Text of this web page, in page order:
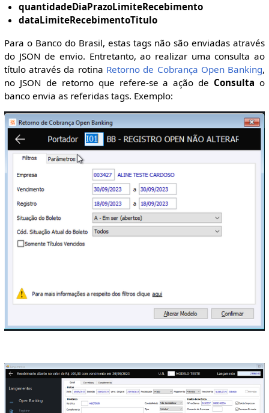
quantidadeDiaPrazoLimiteRecebimento
dataLimiteRecebimentoTitulo
Para o Banco do Brasil, estas tags não são enviadas através
do JSON de envio. Entretanto, ao realizar uma consulta ao
título através da rotina Retorno de Cobrança Open Banking,
no JSON de retorno que refere-se a ação de Consulta o
banco envia as referidas tags. Exemplo: